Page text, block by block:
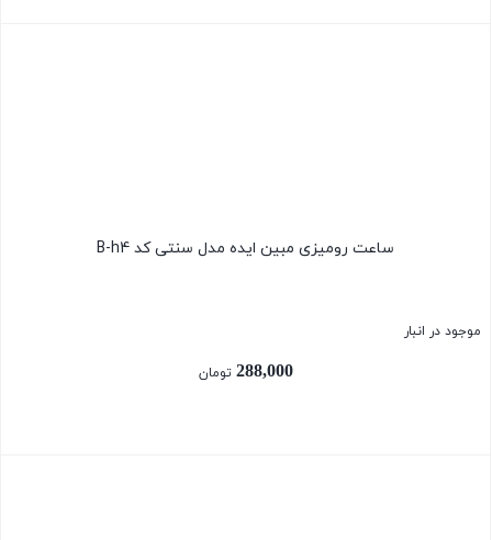
ساعت رومیزی مبین ایده مدل سنتی کد B-h4
موجود در انبار
288,000 تومان